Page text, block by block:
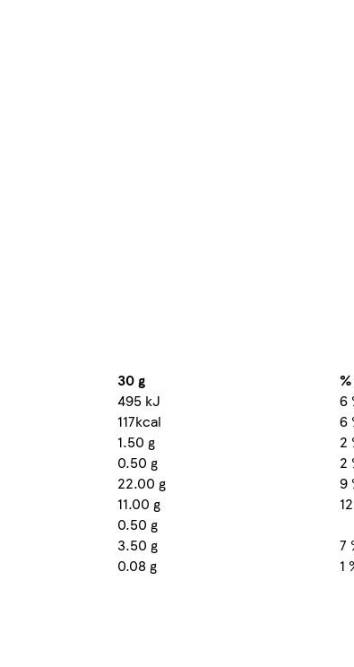
30 g
495 kJ
6
117kcal
6
1.50 g
2
0.50 g
2
22.00 g
9
11.00 g
0.50 g
3.50 g
7
0.08 g 1